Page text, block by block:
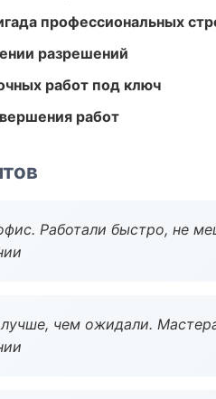
профессиональных
разрешений
работ под ключ
работ
Работали быстро, не
чем ожидали.